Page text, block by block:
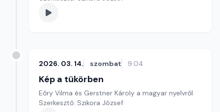
2026. 03. 14. szombat 9:04
Kép a tükörben
Eőry Vilma és Gerstner Károly a magyar nyelvről
Szerkesztő: Szikora József